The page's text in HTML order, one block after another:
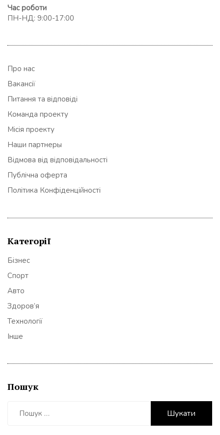
Час роботи
ПН-НД: 9:00-17:00
Про нас
Вакансії
Питання та відповіді
Команда проекту
Місія проекту
Наши партнеры
Відмова від відповідальності
Публічна оферта
Політика Конфіденційності
Категорії
Бізнес
Спорт
Авто
Здоров’я
Технології
Інше
Пошук